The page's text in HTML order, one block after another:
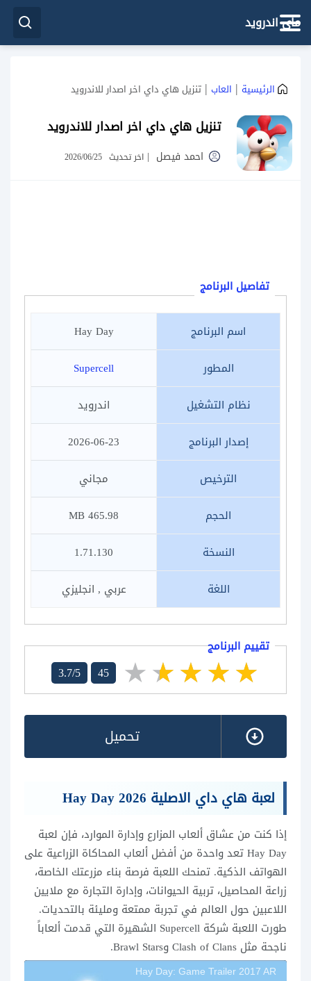
ماي اندرويد
الرئيسية | العاب | تنزيل هاي داي اخر اصدار للاندرويد
تنزيل هاي داي اخر اصدار للاندرويد
احمد فيصل | اخر تحديث 2026/06/25
تفاصيل البرنامج
اسم البرنامج
Hay Day
المطور
Supercell
نظام التشغيل
اندرويد
إصدار البرنامج
2026-06-23
الترخيص
مجاني
الحجم
465.98 MB
النسخة
1.71.130
اللغة
عربي , انجليزي
تقييم البرنامج
3.7/5 45
تحميل
لعبة هاي داي الاصلية Hay Day 2026
إذا كنت من عشاق ألعاب المزارع وإدارة الموارد، فإن لعبة
Hay Day تعد واحدة من أفضل ألعاب المحاكاة الزراعية على
الهواتف الذكية. تمنحك اللعبة فرصة بناء مزرعتك الخاصة،
زراعة المحاصيل، تربية الحيوانات، وإدارة التجارة مع ملايين
اللاعبين حول العالم في تجربة ممتعة ومليئة بالتحديات.
طورت اللعبة شركة Supercell الشهيرة التي قدمت ألعاباً
ناجحة مثل Clash of Clans وBrawl Stars.
Hay Day: Game Trailer 2017 AR